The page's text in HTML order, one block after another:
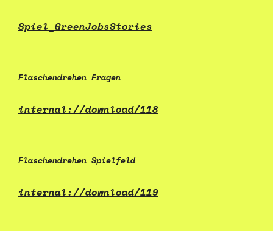
Spiel_GreenJobsStories
Flaschendrehen Fragen
internal://download/118
Flaschendrehen Spielfeld
internal://download/119